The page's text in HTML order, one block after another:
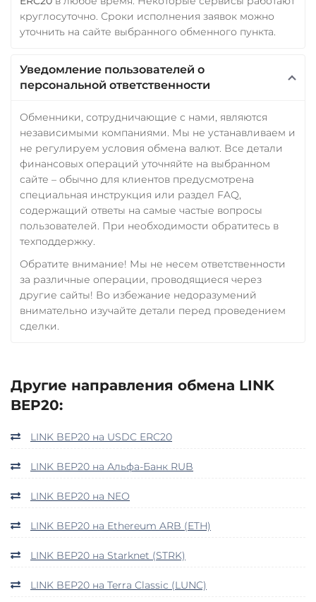
ERC20 BEP20
AVAX
SOL
Polygon
BASE
RONIN
NEAR
XLM
VeChain (VET)
Verge (XVG)
WAVES
Wrapped Bitcoin (WBTC)
ERC20 AVAXC
Wrapped Ethereum (WETH)
ERC20 AVAXC
BASE
CRO
Yearn.finance (YFI)
круглосуточно. Сроки исполнения заявок можно
уточнить на сайте выбранного обменного пункта.
Уведомление пользователей о
персональной ответственности
Обменники, сотрудничающие с нами, являются
независимыми компаниями. Мы не устанавливаем и
не регулируем условия обмена валют. Все детали
финансовых операций уточняйте на выбранном
сайте – обычно для клиентов предусмотрена
специальная инструкция или раздел FAQ,
содержащий ответы на самые частые вопросы
пользователей. При необходимости обратитесь в
техподдержку.
Обратите внимание! Мы не несем ответственности
за различные операции, проводящиеся через
другие сайты! Во избежание недоразумений
внимательно изучайте детали перед проведением
сделки.
Другие направления обмена LINK
BEP20:
LINK BEP20 на USDC ERC20
LINK BEP20 на Альфа-Банк RUB
LINK BEP20 на NEO
LINK BEP20 на Ethereum ARB (ETH)
LINK BEP20 на Starknet (STRK)
LINK BEP20 на Terra Classic (LUNC)